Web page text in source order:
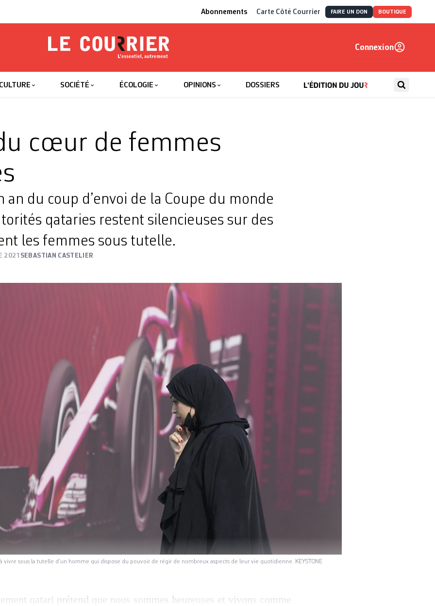
Abonnements Carte Côté Courrier FAIRE UN DON BOUTIQUE
Le Courrier
Connexion
CULTURE SOCIÉTÉ ÉCOLOGIE OPINIONS DOSSIERS
cœur de femmes
an du coup d’envoi de la Coupe du monde
qataries restent silencieuses sur des
les femmes sous tutelle.
2021 SEBASTIAN CASTELIER
vivre sous la tutelle d’un homme qui dispose du pouvoir de régir de nombreux aspects de leur vie quotidienne. KEYSTONE
qatari prétend que nous sommes heureuses et vivons comme